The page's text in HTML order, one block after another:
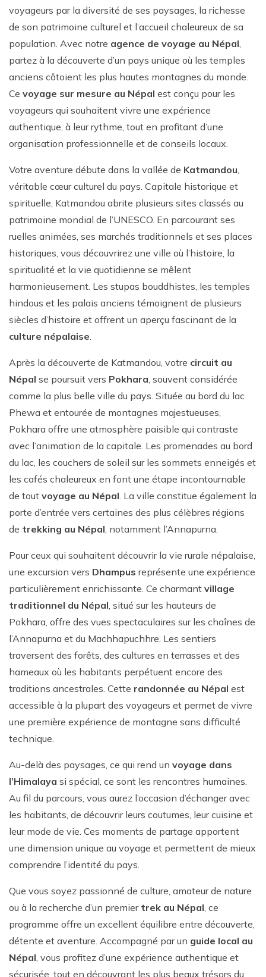
voyageurs par la diversité de ses paysages, la richesse
de son patrimoine culturel et l’accueil chaleureux de sa
population. Avec notre agence de voyage au Népal
partez à la découverte d’un pays unique où les temples
anciens côtoient les plus hautes montagnes du monde.
Ce voyage sur mesure au Népal est conçu pour les
voyageurs qui souhaitent vivre une expérience
authentique, à leur rythme, tout en profitant d’une
organisation professionnelle et de conseils locaux.
Votre aventure débute dans la vallée de Katmandou
véritable cœur culturel du pays. Capitale historique et
spirituelle, Katmandou abrite plusieurs sites classés au
patrimoine mondial de l’UNESCO. En parcourant ses
ruelles animées, ses marchés traditionnels et ses places
historiques, vous découvrirez une ville où l’histoire, la
spiritualité et la vie quotidienne se mêlent
harmonieusement. Les stupas bouddhistes, les temples
hindous et les palais anciens témoignent de plusieurs
siècles d’histoire et offrent un aperçu fascinant de la
culture népalaise
Après la découverte de Katmandou, votre circuit au
Népal se poursuit vers Pokhara , souvent considérée
comme la plus belle ville du pays. Située au bord du lac
Phewa et entourée de montagnes majestueuses,
Pokhara offre une atmosphère paisible qui contraste
avec l’animation de la capitale. Les promenades au bord
du lac, les couchers de soleil sur les sommets enneigés et
les cafés chaleureux en font une étape incontournable
de tout voyage au Népal . La ville constitue également la
porte d’entrée vers certaines des plus célèbres régions
de trekking au Népal , notamment l’Annapurna.
Pour ceux qui souhaitent découvrir la vie rurale népalaise,
une excursion vers Dhampus représente une expérience
particulièrement enrichissante. Ce charmant village
traditionnel du Népal , situé sur les hauteurs de
Pokhara, offre des vues spectaculaires sur les chaînes de
l’Annapurna et du Machhapuchhre. Les sentiers
traversent des forêts, des cultures en terrasses et des
hameaux où les habitants perpétuent encore des
traditions ancestrales. Cette randonnée au Népal est
accessible à la plupart des voyageurs et permet de vivre
une première expérience de montagne sans difficulté
technique.
Au-delà des paysages, ce qui rend un voyage dans
l’Himalaya si spécial, ce sont les rencontres humaines.
Au fil du parcours, vous aurez l’occasion d’échanger avec
les habitants, de découvrir leurs coutumes, leur cuisine et
leur mode de vie. Ces moments de partage apportent
une dimension unique au voyage et permettent de mieux
comprendre l’identité du pays.
Que vous soyez passionné de culture, amateur de nature
ou à la recherche d’un premier trek au Népal , ce
programme offre un excellent équilibre entre découverte,
détente et aventure. Accompagné par un guide local au
Népal , vous profitez d’une expérience authentique et
sécurisée, tout en découvrant les plus beaux trésors du